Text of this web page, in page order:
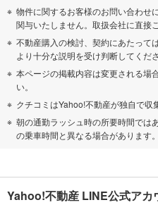
物件に関するお客様のお問い合わせ
関与いたしません。取扱会社に直接
不動産購入の検討、契約にあたって
より十分な説明を受け判断してくださ
本ページの掲載内容は変更される場
い。
クチコミはYahoo!不動産が独自で収
朝の通勤ラッシュ時の所要時間では
の乗車時間と異なる場合があります。
Yahoo!不動産 LINE公式アカ